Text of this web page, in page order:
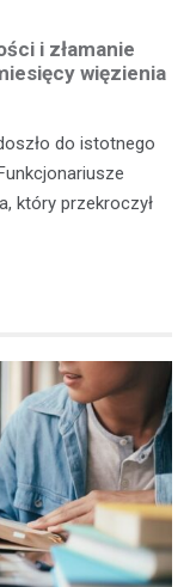
i złamanie
więzienia
do istotnego
który przekroczył